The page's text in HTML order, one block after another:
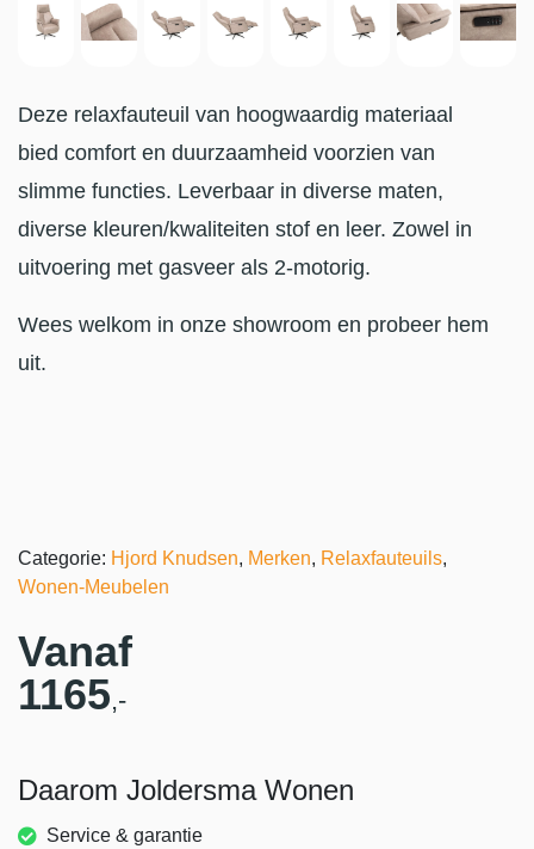
Deze relaxfauteuil van hoogwaardig materiaal
bied comfort en duurzaamheid voorzien van
slimme functies. Leverbaar in diverse maten,
diverse kleuren/kwaliteiten stof en leer. Zowel in
uitvoering met gasveer als 2-motorig.
Wees welkom in onze showroom en probeer hem
uit.
Categorie: Hjord Knudsen, Merken, Relaxfauteuils,
Wonen-Meubelen
Vanaf
1165,-
Daarom Joldersma Wonen
Service & garantie